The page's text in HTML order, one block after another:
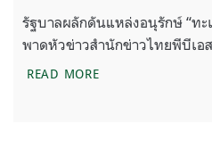
รัฐบาลผลักดันแหล่งอนุรักษ์ “ทะ
พาดหัวข่าวสำนักข่าวไทยพีบีเอ
READ MOREทำไมพื้นที่อนุรักษ์ทะ